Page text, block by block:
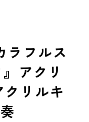
ラフルス
アクリ
リルキ